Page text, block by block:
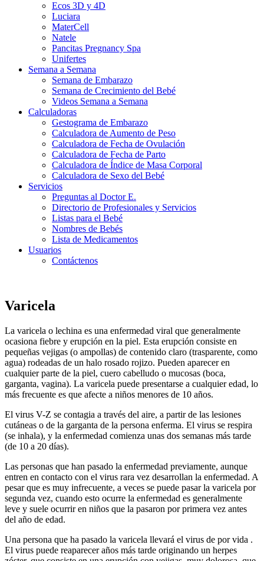
Ecos 3D y 4D
Luciara
MaterCell
Natele
Pancitas Pregnancy Spa
Unifertes
Semana a Semana
Semana de Embarazo
Semana de Crecimiento del Bebé
Videos Semana a Semana
Calculadoras
Gestograma de Embarazo
Calculadora de Aumento de Peso
Calculadora de Fecha de Ovulación
Calculadora de Fecha de Parto
Calculadora de Índice de Masa Corporal
Calculadora de Sexo del Bebé
Servicios
Preguntas al Doctor E.
Directorio de Profesionales y Servicios
Listas para el Bebé
Nombres de Bebés
Lista de Medicamentos
Usuarios
Contáctenos
Varicela
La varicela o lechina es una enfermedad viral que generalmente
ocasiona fiebre y erupción en la piel. Esta erupción consiste en
pequeñas vejigas (o ampollas) de contenido claro (trasparente, como
agua) rodeadas de un halo rosado rojizo. Pueden aparecer en
cualquier parte de la piel, cuero cabelludo o mucosas (boca,
garganta, vagina). La varicela puede presentarse a cualquier edad, lo
más frecuente es que afecte a niños menores de 10 años.
El virus V-Z se contagia a través del aire, a partir de las lesiones
cutáneas o de la garganta de la persona enferma. El virus se respira
(se inhala), y la enfermedad comienza unas dos semanas más tarde
(de 10 a 20 días).
Las personas que han pasado la enfermedad previamente, aunque
entren en contacto con el virus rara vez desarrollan la enfermedad. A
pesar que es muy infrecuente, a veces se puede pasar la varicela por
segunda vez, cuando esto ocurre la enfermedad es generalmente
leve y suele ocurrir en niños que la pasaron por primera vez antes
del año de edad.
Una persona que ha pasado la varicela llevará el virus de por vida .
El virus puede reaparecer años más tarde originando un herpes